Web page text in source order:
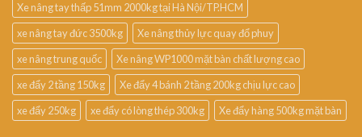
Xe nâng tay thấp 51mm 2000kg tại Hà Nội/TP.HCM
xe nâng tay đức 3500kg
Xe nâng thủy lực quay đổ phuy
xe nâng trung quốc
Xe nâng WP1000 mặt bàn chất lượng cao
xe đẩy 2 tầng 150kg
Xe đẩy 4 bánh 2 tầng 200kg chịu lực cao
xe đẩy 250kg
xe đẩy có lòng thép 300kg Xe đẩy hàng 500kg mặt bàn